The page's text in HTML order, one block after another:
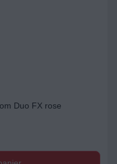
Duo FX rose